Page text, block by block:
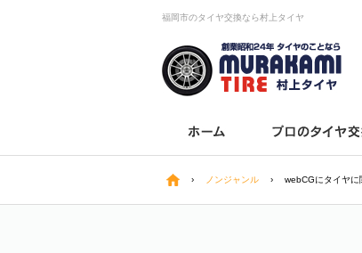
福岡市のタイヤ交換なら村上タイヤ
› ノンジャンル › webCGにタイヤに